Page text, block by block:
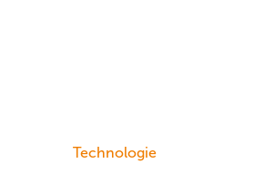
Technologie